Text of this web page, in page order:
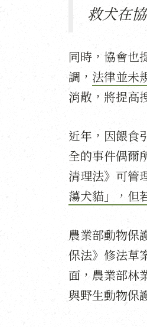
救犬在
同時，協會也
調， 法律並未
消散，將提高
近年，因餵食
全的事件偶爾
清理法》可管
蕩犬貓」，但
農業部動物保
保法》修法草
面，農業部林
與野生動物保